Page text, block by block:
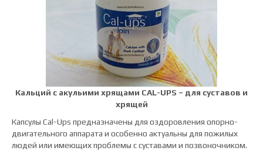
Кальций с акульими хрящами CAL-UPS – для суставов и
хрящей
Капсулы Cal-Ups предназначены для оздоровления опорно-
двигательного аппарата и особенно актуальны для пожилых
людей или имеющих проблемы с суставами и позвоночником.